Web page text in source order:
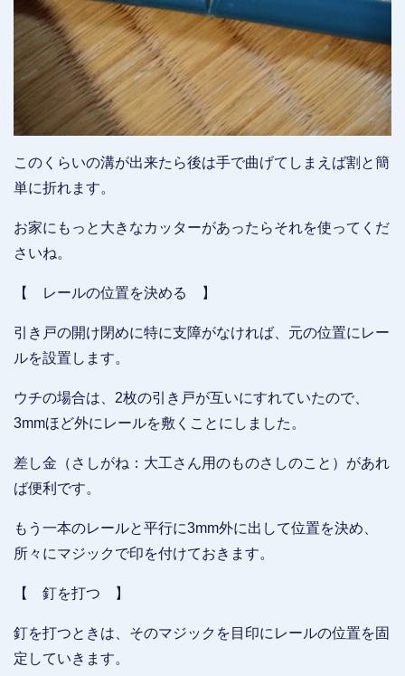
このくらいの溝が出来たら後は手で曲げてしまえば割と簡
単に折れます。
お家にもっと大きなカッターがあったらそれを使ってくだ
さいね。
【 レールの位置を決める 】
引き戸の開け閉めに特に支障がなければ、元の位置にレー
ルを設置します。
ウチの場合は、2枚の引き戸が互いにすれていたので、
3mmほど外にレールを敷くことにしました。
差し金（さしがね：大工さん用のものさしのこと）があれ
ば便利です。
もう一本のレールと平行に3mm外に出して位置を決め、
所々にマジックで印を付けておきます。
【 釘を打つ 】
釘を打つときは、そのマジックを目印にレールの位置を固
定していきます。